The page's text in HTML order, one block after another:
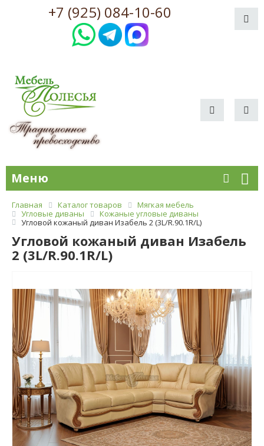
+7 (925) 084-10-60
Меню
Главная Каталог товаров
Мягкая мебель
Угловые диваны
Кожаные угловые диваны
Угловой кожаный диван Изабель 2 (3L/R.90.1R/L)
Угловой кожаный диван Изабель
2 (3L/R.90.1R/L)